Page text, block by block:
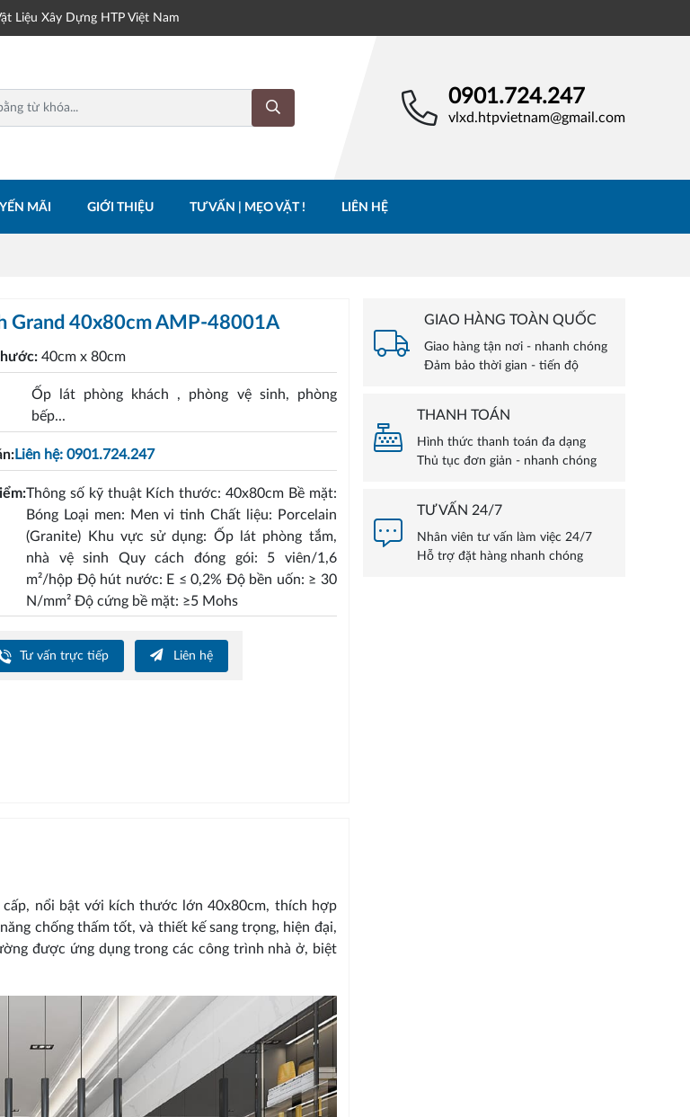
Liệu Xây Dựng HTP Việt Nam
0901.724.247
vlxd.htpvietnam@gmail.com
MÃI GIỚI THIỆU TƯ VẤN | MẸO VẶT ! LIÊN HỆ
Grand 40x80cm AMP-48001A
40cm x 80cm
Ốp lát phòng khách , phòng vệ sinh, phòng
bếp...
Liên hệ: 0901.724.247
Thông số kỹ thuật Kích thước: 40x80cm Bề mặt:
Bóng Loại men: Men vi tinh Chất liệu: Porcelain
(Granite) Khu vực sử dụng: Ốp lát phòng tắm,
nhà vệ sinh Quy cách đóng gói: 5 viên/1,6
m²/hộp Độ hút nước: E ≤ 0,2% Độ bền uốn: ≥ 30
N/mm² Độ cứng bề mặt: ≥5 Mohs
Tư vấn trực tiếp Liên hệ
nổi bật với kích thước lớn 40x80cm, thích hợp
chống thấm tốt, và thiết kế sang trọng, hiện đại,
được ứng dụng trong các công trình nhà ở, biệt
GIAO HÀNG TOÀN QUỐC
Giao hàng tận nơi - nhanh chóng
Đảm bảo thời gian - tiến độ
THANH TOÁN
Hình thức thanh toán đa dạng
Thủ tục đơn giản - nhanh chóng
TƯ VẤN 24/7
Nhân viên tư vấn làm việc 24/7
Hỗ trợ đặt hàng nhanh chóng